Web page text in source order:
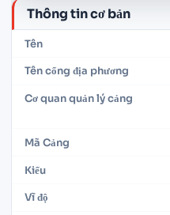
Thông tin cơ bản
Tên
Tên cổng địa phương
Cơ quan quản lý cảng
Mã Cảng
Kiểu
Vĩ độ